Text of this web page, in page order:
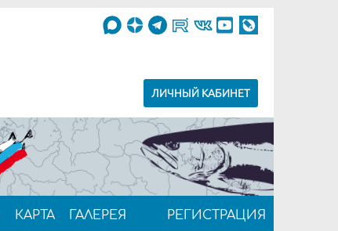
ЛИЧНЫЙ КАБИНЕТ
КАРТА ГАЛЕРЕЯ РЕГИСТРАЦИЯ